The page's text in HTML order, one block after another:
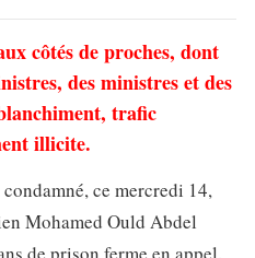
côtés de proches, dont
des ministres et des
trafic
illicite.
ce mercredi 14,
Mohamed Ould Abdel